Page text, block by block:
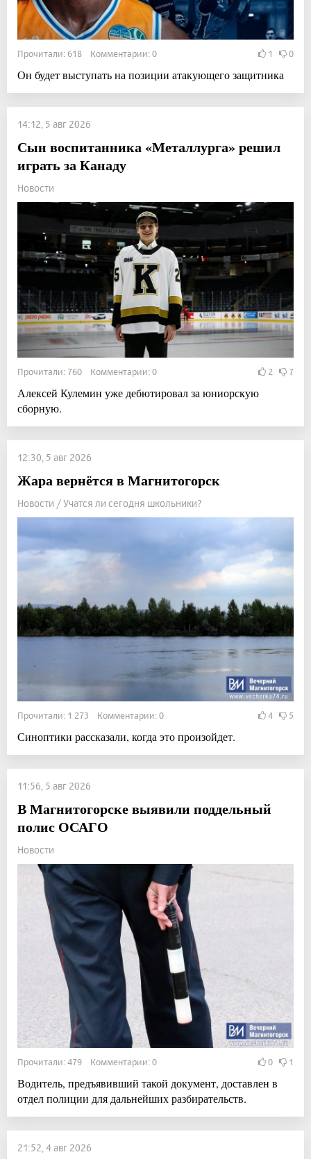
Прочитали: 618 Комментарии: 0 1 0
Он будет выступать на позиции атакующего защитника
14:12, 5 авг 2026
Сын воспитанника «Металлурга» решил
играть за Канаду
Новости
Прочитали: 760 Комментарии: 0 2 7
Алексей Кулемин уже дебютировал за юниорскую
сборную.
12:30, 5 авг 2026
Жара вернётся в Магнитогорск
Новости / Учатся ли сегодня школьники?
Прочитали: 1 273 Комментарии: 0 4 5
Синоптики рассказали, когда это произойдет.
11:56, 5 авг 2026
В Магнитогорске выявили поддельный
полис ОСАГО
Новости
Прочитали: 479 Комментарии: 0 0 1
Водитель, предъявивший такой документ, доставлен в
отдел полиции для дальнейших разбирательств.
21:52, 4 авг 2026